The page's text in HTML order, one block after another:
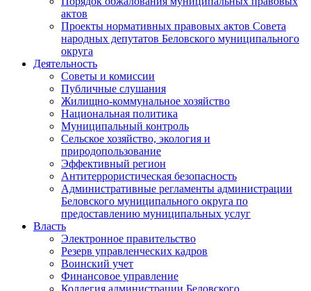
актов
Проекты нормативных правовых актов Совета
народных депутатов Беловского муниципального
округа
Деятельность
Советы и комиссии
Публичные слушания
Жилищно-коммунальное хозяйство
Национальная политика
Муниципальный контроль
Сельское хозяйство, экология и
природопользование
Эффективный регион
Антитеррористическая безопасность
Административные регламенты администрации
Беловского муниципального округа по
предоставлению муниципальных услуг
Власть
Электронное правительство
Резерв управленческих кадров
Воинский учет
Финансовое управление
Коллегия администрации Беловского